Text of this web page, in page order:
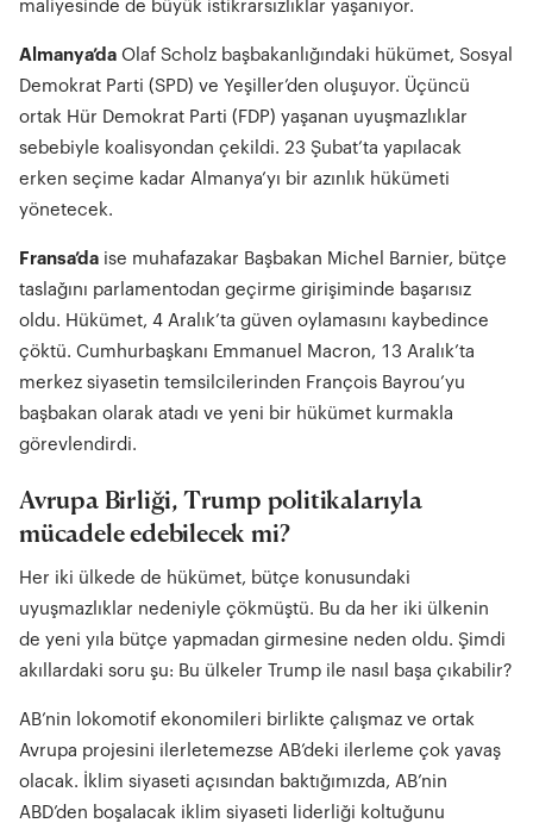
maliyesinde de büyük istikrarsızlıklar yaşanıyor.
Almanya’da Olaf Scholz başbakanlığındaki hükümet, Sosyal
Demokrat Parti (SPD) ve Yeşiller’den oluşuyor. Üçüncü
ortak Hür Demokrat Parti (FDP) yaşanan uyuşmazlıklar
sebebiyle koalisyondan çekildi. 23 Şubat’ta yapılacak
erken seçime kadar Almanya’yı bir azınlık hükümeti
yönetecek.
Fransa’da ise muhafazakar Başbakan Michel Barnier, bütçe
taslağını parlamentodan geçirme girişiminde başarısız
oldu. Hükümet, 4 Aralık’ta güven oylamasını kaybedince
çöktü. Cumhurbaşkanı Emmanuel Macron, 13 Aralık’ta
merkez siyasetin temsilcilerinden François Bayrou’yu
başbakan olarak atadı ve yeni bir hükümet kurmakla
görevlendirdi.
Avrupa Birliği, Trump politikalarıyla
mücadele edebilecek mi?
Her iki ülkede de hükümet, bütçe konusundaki
uyuşmazlıklar nedeniyle çökmüştü. Bu da her iki ülkenin
de yeni yıla bütçe yapmadan girmesine neden oldu. Şimdi
akıllardaki soru şu: Bu ülkeler Trump ile nasıl başa çıkabilir?
AB’nin lokomotif ekonomileri birlikte çalışmaz ve ortak
Avrupa projesini ilerletemezse AB’deki ilerleme çok yavaş
olacak. İklim siyaseti açısından baktığımızda, AB’nin
ABD’den boşalacak iklim siyaseti liderliği koltuğunu